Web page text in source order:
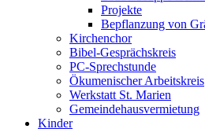
Projekte
Bepflanzung von
Kirchenchor
Bibel-Gesprächskreis
PC-Sprechstunde
Ökumenischer Arbeitskreis
Werkstatt St. Marien
Gemeindehausvermietung
Kinder